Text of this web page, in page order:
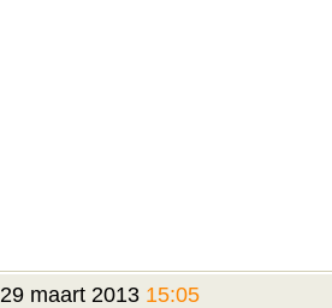
29 maart 2013 15:05